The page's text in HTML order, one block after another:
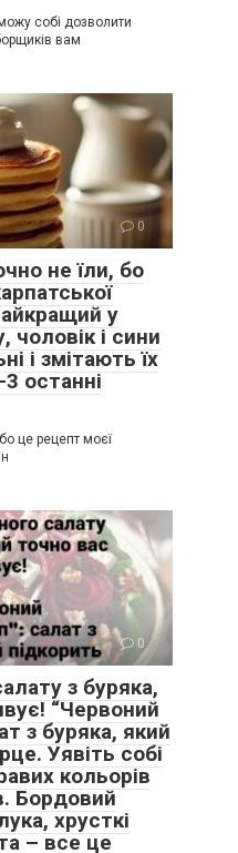
собі дозволити
вам
0
не їли, бо
у
чоловік і сини
і змітають їх
останні
це рецепт моєї
0
з буряка,
“Червоний
з буряка, який
Уявіть собі
кольорів
Бордовий
хрусткі
– все це